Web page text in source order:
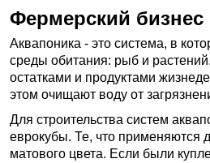
Фермерский бизнес
Аквапоника - это система, в
среды обитания: рыб и
остатками и продуктами
этом очищают воду от
Для строительства систем
еврокубы. Те, что применяются
матового цвета. Если были